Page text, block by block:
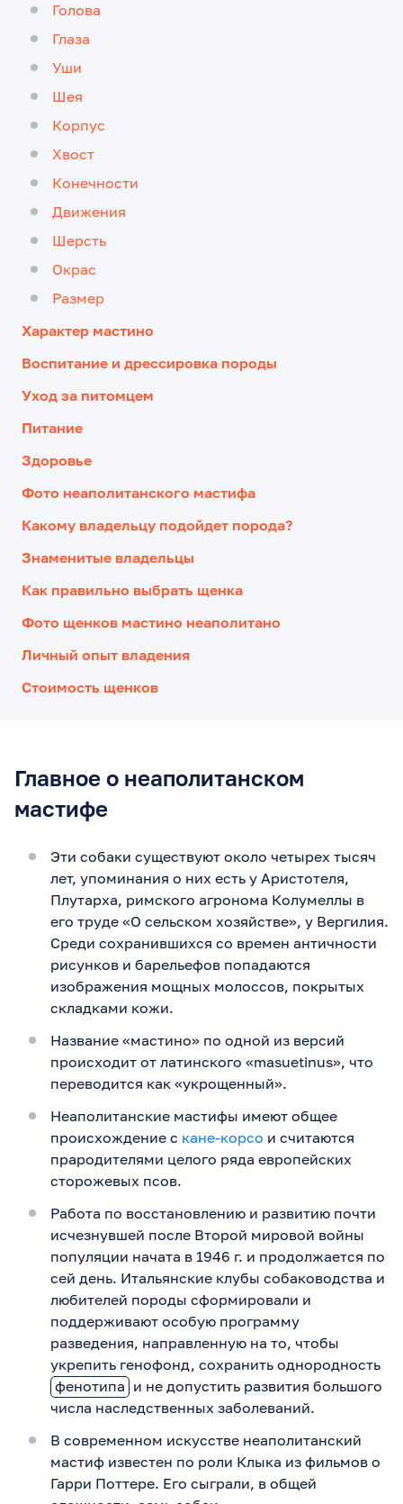
Голова
Глаза
Уши
Шея
Корпус
Хвост
Конечности
Движения
Шерсть
Окрас
Размер
Характер мастино
Воспитание и дрессировка породы
Уход за питомцем
Питание
Здоровье
Фото неаполитанского мастифа
Какому владельцу подойдет порода?
Знаменитые владельцы
Как правильно выбрать щенка
Фото щенков мастино неаполитано
Личный опыт владения
Стоимость щенков
Главное о неаполитанском
мастифе
Эти собаки существуют около четырех тысяч
лет, упоминания о них есть у Аристотеля,
Плутарха, римского агронома Колумеллы в
его труде «О сельском хозяйстве», у Вергилия.
Среди сохранившихся со времен античности
рисунков и барельефов попадаются
изображения мощных молоссов, покрытых
складками кожи.
Название «мастино» по одной из версий
происходит от латинского «masuetinus», что
переводится как «укрощенный».
Неаполитанские мастифы имеют общее
происхождение с кане-корсо и считаются
прародителями целого ряда европейских
сторожевых псов.
Работа по восстановлению и развитию почти
исчезнувшей после Второй мировой войны
популяции начата в 1946 г. и продолжается по
сей день. Итальянские клубы собаководства и
любителей породы сформировали и
поддерживают особую программу
разведения, направленную на то, чтобы
укрепить генофонд, сохранить однородность
фенотипа и не допустить развития большого
числа наследственных заболеваний.
В современном искусстве неаполитанский
мастиф известен по роли Клыка из фильмов о
Гарри Поттере. Его сыграли, в общей